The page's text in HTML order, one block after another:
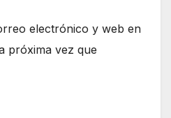
electrónico y web en
próxima vez que